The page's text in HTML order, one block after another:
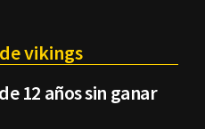
vikings
12 años sin ganar